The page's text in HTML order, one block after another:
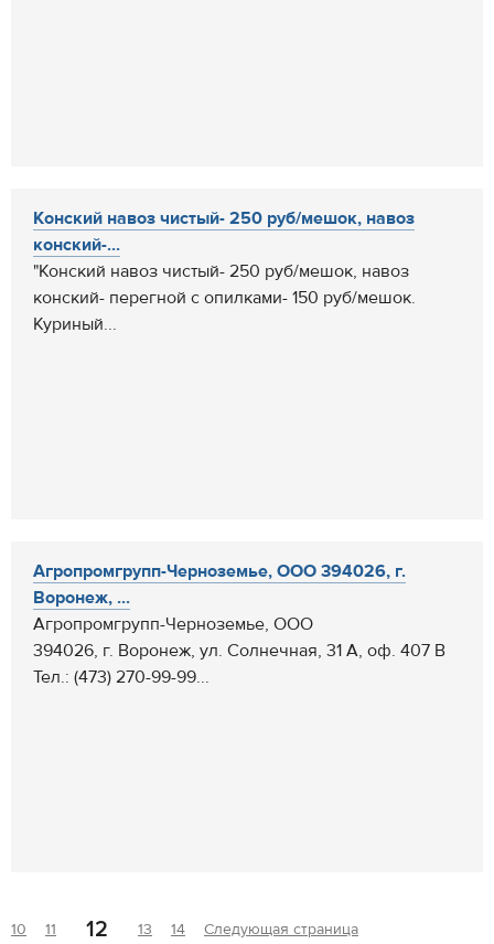
Конский навоз чистый- 250 руб/мешок, навоз
конский-...
"Конский навоз чистый- 250 руб/мешок, навоз
конский- перегной с опилками- 150 руб/мешок.
Куриный...
Агропромгрупп-Черноземье, ООО 394026, г.
Воронеж, ...
Агропромгрупп-Черноземье, ООО
394026, г. Воронеж, ул. Солнечная, 31 А, оф. 407 В
Тел.: (473) 270-99-99...
10 11 12 13 14 Следующая страница